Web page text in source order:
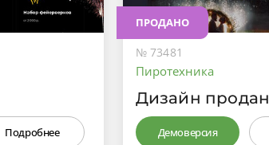
Подробнее
ПРОДАНО
№ 73481
Пиротехника
Дизайн продан
Демоверсия